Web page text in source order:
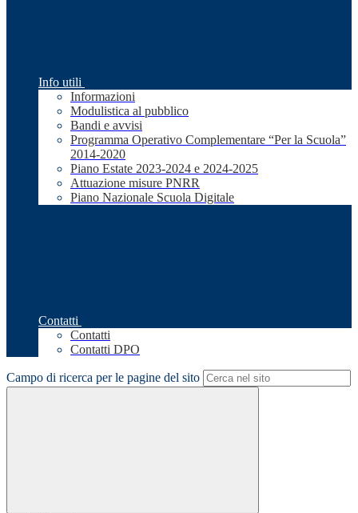
Info utili
Informazioni
Modulistica al pubblico
Bandi e avvisi
Programma Operativo Complementare “Per la Scuola”
2014-2020
Piano Estate 2023-2024 e 2024-2025
Attuazione misure PNRR
Piano Nazionale Scuola Digitale
Contatti
Contatti
Contatti DPO
Campo di ricerca per le pagine del sito